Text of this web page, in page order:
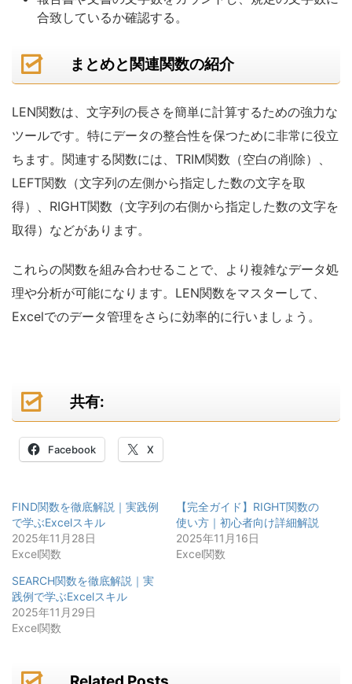
合致しているか確認する。
まとめと関連関数の紹介
LEN関数は、文字列の長さを簡単に計算するための強力な
ツールです。特にデータの整合性を保つために非常に役立
ちます。関連する関数には、TRIM関数（空白の削除）、
LEFT関数（文字列の左側から指定した数の文字を取
得）、RIGHT関数（文字列の右側から指定した数の文字を
取得）などがあります。
これらの関数を組み合わせることで、より複雑なデータ処
理や分析が可能になります。LEN関数をマスターして、
Excelでのデータ管理をさらに効率的に行いましょう。
共有:
Facebook X
FIND関数を徹底解説｜実践例
で学ぶExcelスキル
2025年11月28日
Excel関数
【完全ガイド】RIGHT関数の
使い方｜初心者向け詳細解説
2025年11月16日
Excel関数
SEARCH関数を徹底解説｜実
践例で学ぶExcelスキル
2025年11月29日
Excel関数